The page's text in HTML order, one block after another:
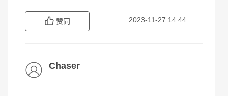
赞同 2023-11-27 14:44
Chaser